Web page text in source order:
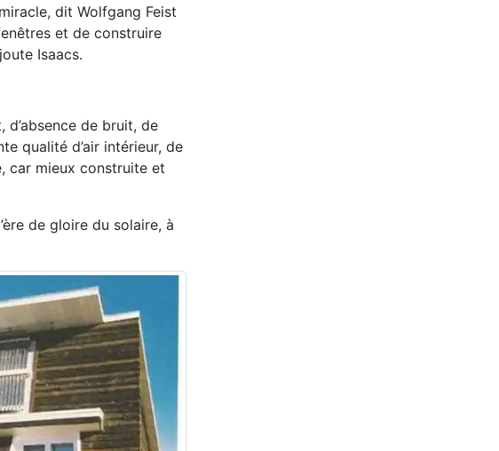
dit Wolfgang Feist
et de construire
Isaacs.
d’absence de bruit, de
qualité d’air intérieur, de
car mieux construite et
de gloire du solaire, à